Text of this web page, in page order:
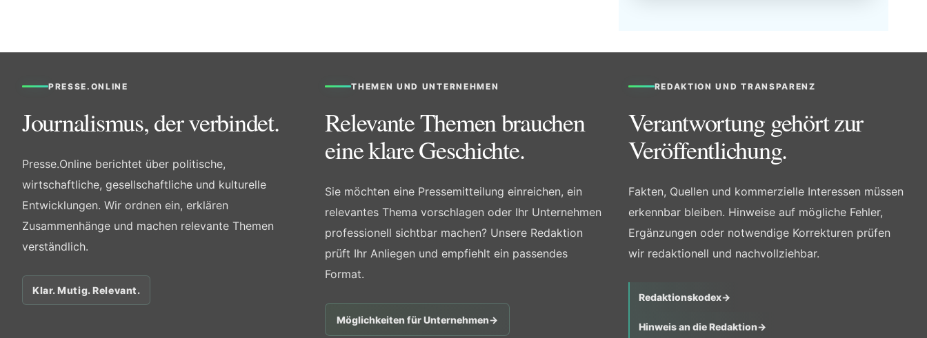
PRESSE.ONLINE
Journalismus, der verbindet.
Presse.Online berichtet über politische,
wirtschaftliche, gesellschaftliche und kulturelle
Entwicklungen. Wir ordnen ein, erklären
Zusammenhänge und machen relevante Themen
verständlich.
Klar. Mutig. Relevant.
THEMEN UND UNTERNEHMEN
Relevante Themen brauchen
eine klare Geschichte.
Sie möchten eine Pressemitteilung einreichen, ein
relevantes Thema vorschlagen oder Ihr Unternehmen
professionell sichtbar machen? Unsere Redaktion
prüft Ihr Anliegen und empfiehlt ein passendes
Format.
Möglichkeiten für Unternehmen→
REDAKTION UND TRANSPARENZ
Verantwortung gehört zur
Veröffentlichung.
Fakten, Quellen und kommerzielle Interessen müssen
erkennbar bleiben. Hinweise auf mögliche Fehler,
Ergänzungen oder notwendige Korrekturen prüfen
wir redaktionell und nachvollziehbar.
Redaktionskodex→
Hinweis an die Redaktion→